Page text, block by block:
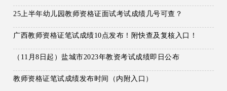
25上半年幼儿园教师资格证面试考试成绩几号可查？
广西教师资格证笔试成绩10点发布！附快查及复核入口！
（11月8日起）盐城市2023年教资考试成绩即日公布
教师资格证笔试成绩发布时间（内附入口）